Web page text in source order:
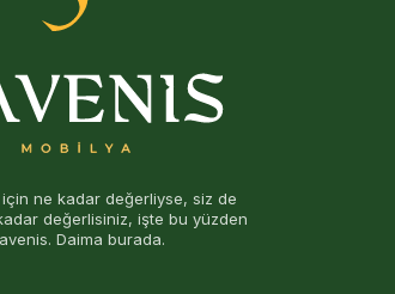
için ne kadar değerliyse, siz de
değerlisiniz, işte bu yüzden
Daima burada.